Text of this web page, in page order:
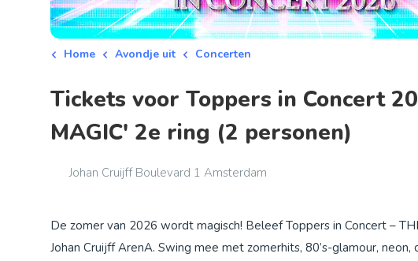
Home Avondje uit Concerten
Tickets voor Toppers in Concert
MAGIC' 2e ring (2 personen)
Johan Cruijff Boulevard 1 Amsterdam
De zomer van 2026 wordt magisch! Beleef Toppers in Concert –
Johan Cruijff ArenA. Swing mee met zomerhits, 80’s-glamour,